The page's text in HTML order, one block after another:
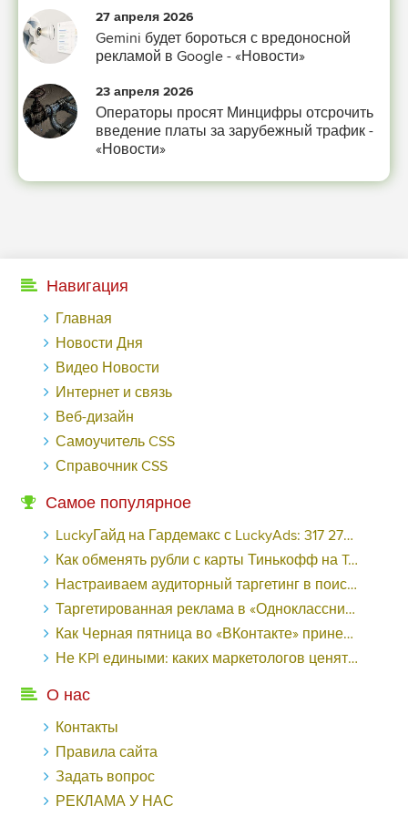
-- Лучшее, что можно сделать с хорошим советом, это пропустить его мимо
ушей. Он никогда не бывает полезен никому, кроме того, кто его дал.
-- Люблю давать советы и очень не люблю, когда их дают мне.
27 апреля 2026
Gemini будет бороться с вредоносной
рекламой в Google - «Новости»
23 апреля 2026
Операторы просят Минцифры отсрочить
введение платы за зарубежный трафик -
«Новости»
Навигация
Главная
Новости Дня
Видео Новости
Интернет и связь
Веб-дизайн
Самоучитель CSS
Справочник CSS
Самое популярное
LuckyГайд на Гардемакс с LuckyAds: 317 279 рублей за 10 дней - «Надо знать»
Как обменять рубли с карты Тинькофф на Tether ERC20 (USDT)?
Настраиваем аудиторный таргетинг в поисковой кампании Google Ads - «Заработок»
Таргетированная реклама в «Одноклассниках»: как ее настроить и нужно ли - «Заработок»
Как Черная пятница во «ВКонтакте» принесла магазину подарков 221 продажу по цене 38 рублей - «Заработок»
Не KPI едиными: каких маркетологов ценят - «Заработок»
О нас
Контакты
Правила сайта
Задать вопрос
РЕКЛАМА У НАС